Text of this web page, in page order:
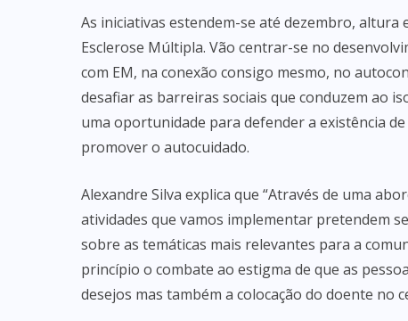
As iniciativas estendem-se até dezembro, altura
Esclerose Múltipla. Vão centrar-se no
com EM, na conexão consigo mesmo, no
desafiar as barreiras sociais que conduzem ao
uma oportunidade para defender a existência
promover o autocuidado.
Alexandre Silva explica que “Através de uma
atividades que vamos implementar pretendem
sobre as temáticas mais relevantes para a
princípio o combate ao estigma de que as
desejos mas também a colocação do doente no